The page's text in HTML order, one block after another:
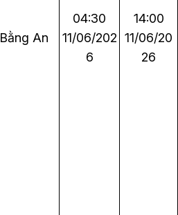
Bằng An
04:30
11/06/202
6
14:00
11/06/20
26